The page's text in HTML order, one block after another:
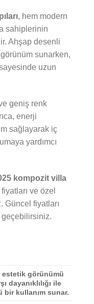
, hem modern
sahiplerinin
Ahşap desenli
sunarken,
uzun
geniş renk
enerji
sağlayarak iç
yardımcı
kompozit villa
ve özel
Güncel fiyatları
estetik görünümü
dayanıklılığı ile
bir kullanım sunar.